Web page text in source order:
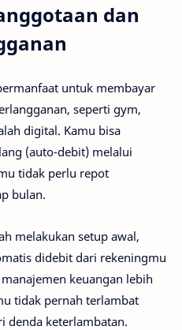
dan
untuk membayar
seperti gym,
digital. Kamu bisa
(auto-debit) melalui
tidak perlu repot
bulan.
melakukan setup awal,
didebit dari rekeningmu
keuangan lebih
tidak pernah terlambat
denda keterlambatan.